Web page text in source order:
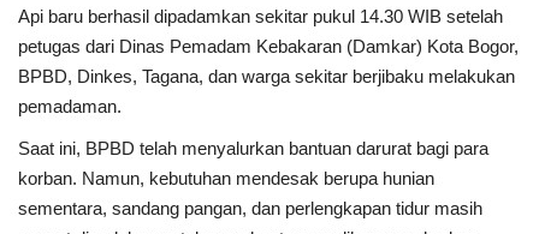
Api baru berhasil dipadamkan sekitar pukul 14.30 WIB setelah
petugas dari Dinas Pemadam Kebakaran (Damkar) Kota Bogor,
BPBD, Dinkes, Tagana, dan warga sekitar berjibaku melakukan
pemadaman.
Saat ini, BPBD telah menyalurkan bantuan darurat bagi para
korban. Namun, kebutuhan mendesak berupa hunian
sementara, sandang pangan, dan perlengkapan tidur masih